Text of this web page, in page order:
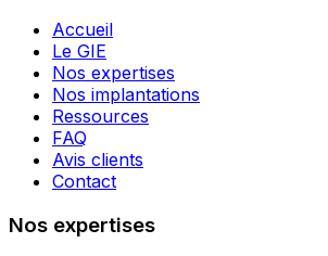
Accueil
Le GIE
Nos expertises
Nos implantations
Ressources
FAQ
Avis clients
Contact
Nos expertises